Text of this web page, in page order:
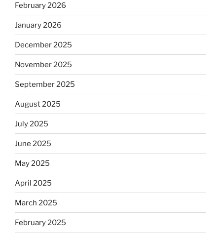
February 2026
January 2026
December 2025
November 2025
September 2025
August 2025
July 2025
June 2025
May 2025
April 2025
March 2025
February 2025